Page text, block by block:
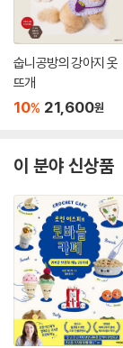
숩니공방의 강아지 옷
뜨개
10% 21,600원
이 분야 신상품